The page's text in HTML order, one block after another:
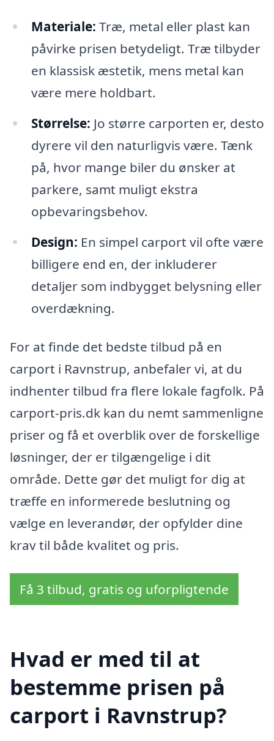
Materiale: Træ, metal eller plast kan
påvirke prisen betydeligt. Træ tilbyder
en klassisk æstetik, mens metal kan
være mere holdbart.
Størrelse: Jo større carporten er, desto
dyrere vil den naturligvis være. Tænk
på, hvor mange biler du ønsker at
parkere, samt muligt ekstra
opbevaringsbehov.
Design: En simpel carport vil ofte være
billigere end en, der inkluderer
detaljer som indbygget belysning eller
overdækning.
For at finde det bedste tilbud på en
carport i Ravnstrup, anbefaler vi, at du
indhenter tilbud fra flere lokale fagfolk. På
carport-pris.dk kan du nemt sammenligne
priser og få et overblik over de forskellige
løsninger, der er tilgængelige i dit
område. Dette gør det muligt for dig at
træffe en informerede beslutning og
vælge en leverandør, der opfylder dine
krav til både kvalitet og pris.
Få 3 tilbud, gratis og uforpligtende
Hvad er med til at
bestemme prisen på
carport i Ravnstrup?